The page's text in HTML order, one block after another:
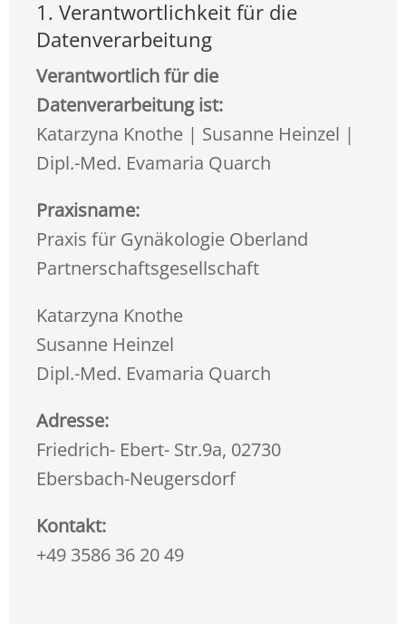
1. Verantwortlichkeit für die
Datenverarbeitung
Verantwortlich für die
Datenverarbeitung ist:
Katarzyna Knothe | Susanne Heinzel |
Dipl.-Med. Evamaria Quarch
Praxisname:
Praxis für Gynäkologie Oberland
Partnerschaftsgesellschaft
Katarzyna Knothe
Susanne Heinzel
Dipl.-Med. Evamaria Quarch
Adresse:
Friedrich- Ebert- Str.9a, 02730
Ebersbach-Neugersdorf
Kontakt:
+49 3586 36 20 49